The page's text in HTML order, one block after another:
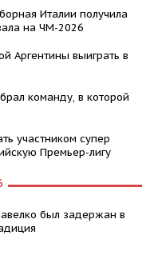
Италии получила
на ЧМ-2026
Аргентины выиграть в
команду, в которой
участником супер
Премьер-лигу
был задержан в